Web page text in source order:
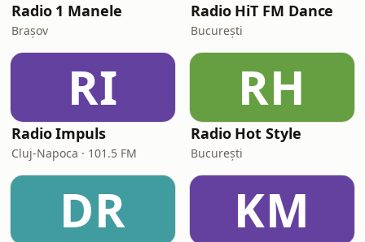
Radio 1 Manele
Brașov
Radio HiT FM Dance
București
RI
Radio Impuls
Cluj-Napoca · 101.5 FM
RH
Radio Hot Style
București
DR KM